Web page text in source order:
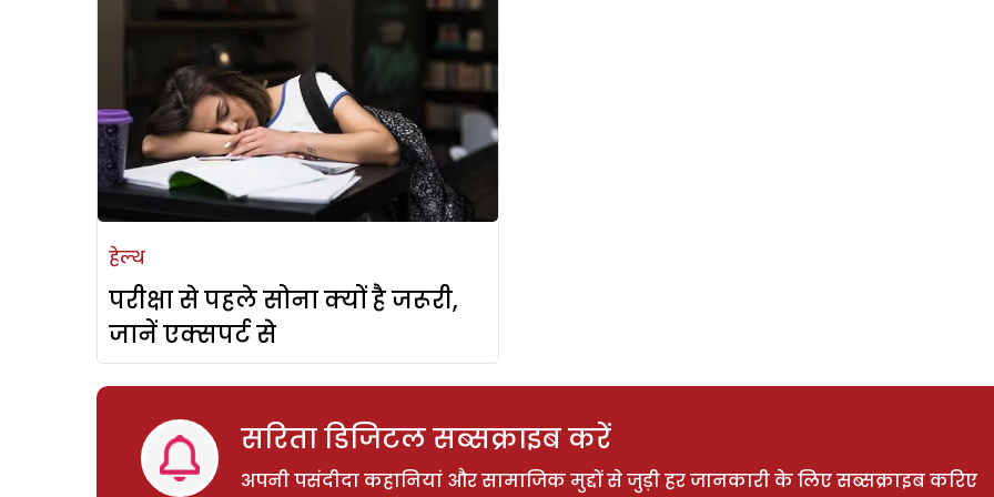
हेल्थ
परीक्षा से पहले सोना क्यों है जरूरी,
जानें एक्सपर्ट से
सरिता डिजिटल सब्सक्राइब करें
अपनी पसंदीदा कहानियां और सामाजिक मुद्दों से जुड़ी हर जानकारी के लिए सब्सक्राइब करिए